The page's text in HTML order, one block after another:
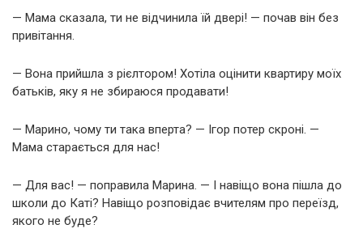
— Мама сказала, ти не відчинила їй двері! — почав він без
привітання.
— Вона прийшла з рієлтором! Хотіла оцінити квартиру моїх
батьків, яку я не збираюся продавати!
— Марино, чому ти така вперта? — Ігор потер скроні. —
Мама старається для нас!
— Для вас! — поправила Марина. — І навіщо вона пішла до
школи до Каті? Навіщо розповідає вчителям про переїзд,
якого не буде?